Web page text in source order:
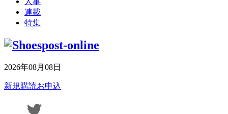
連載
特集
2026年08月08日
新規購読お申込